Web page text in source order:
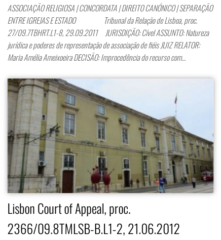
ASSOCIAÇÃO RELIGIOSA | CONCORDATA | DIREITO CANÓNICO | SEPARAÇÃO
ENTRE IGREJAS E ESTADO Tribunal da Relação de Lisboa, proc.
27/09.7TBHRT.L1-8, 29.09.2011 JURISDIÇÃO: Cível ASSUNTO: Natureza
jurídica e poderes de representação de associação de fiéis JUIZ RELATOR:
Maria Amélia Ameixoeira DECISÃO: Improcedência do recurso com…
Lisbon Court of Appeal, proc.
2366/09.8TMLSB-B.L1-2, 21.06.2012